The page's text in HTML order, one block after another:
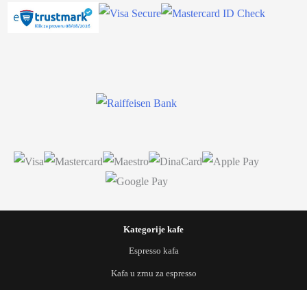
Kategorije kafe
Espresso kafa
Kafa u zrnu za espresso